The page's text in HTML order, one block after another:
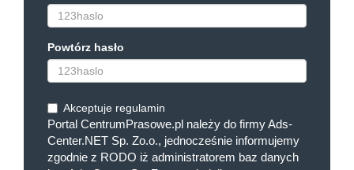
Powtórz hasło
Akceptuje regulamin
Portal CentrumPrasowe.pl należy do firmy Ads-
Center.NET Sp. Zo.o., jednocześnie informujemy
zgodnie z RODO iż administratorem baz danych